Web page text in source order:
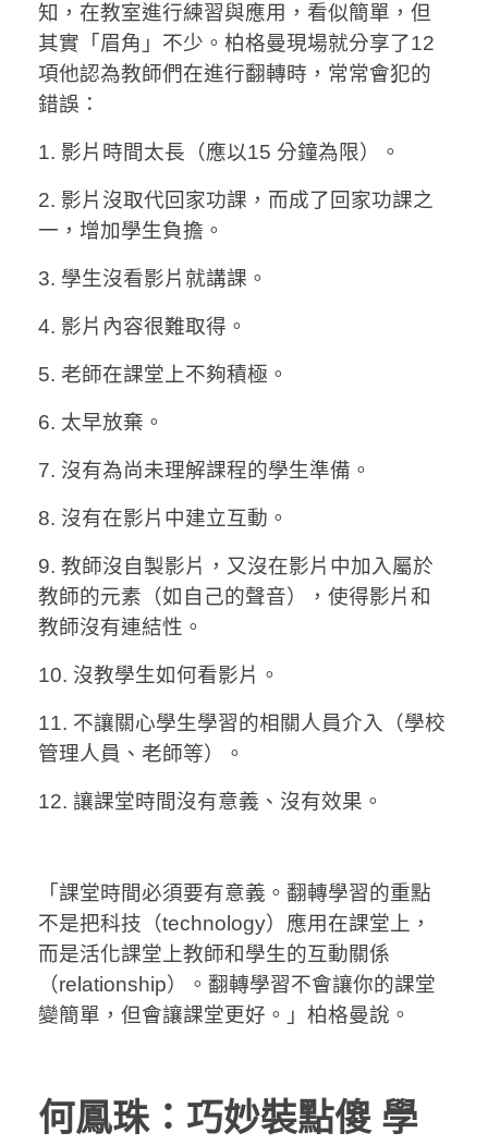
知，在教室進行練習與應用，看似簡單，但
其實「眉角」不少。柏格曼現場就分享了12
項他認為教師們在進行翻轉時，常常會犯的
錯誤：
1. 影片時間太長（應以15 分鐘為限）。
2. 影片沒取代回家功課，而成了回家功課之
一，增加學生負擔。
3. 學生沒看影片就講課。
4. 影片內容很難取得。
5. 老師在課堂上不夠積極。
6. 太早放棄。
7. 沒有為尚未理解課程的學生準備。
8. 沒有在影片中建立互動。
9. 教師沒自製影片，又沒在影片中加入屬於
教師的元素（如自己的聲音），使得影片和
教師沒有連結性。
10. 沒教學生如何看影片。
11. 不讓關心學生學習的相關人員介入（學校
管理人員、老師等）。
12. 讓課堂時間沒有意義、沒有效果。
「課堂時間必須要有意義。翻轉學習的重點
不是把科技（technology）應用在課堂上，
而是活化課堂上教師和學生的互動關係
（relationship）。翻轉學習不會讓你的課堂
變簡單，但會讓課堂更好。」柏格曼說。
何鳳珠：巧妙裝點傻 學